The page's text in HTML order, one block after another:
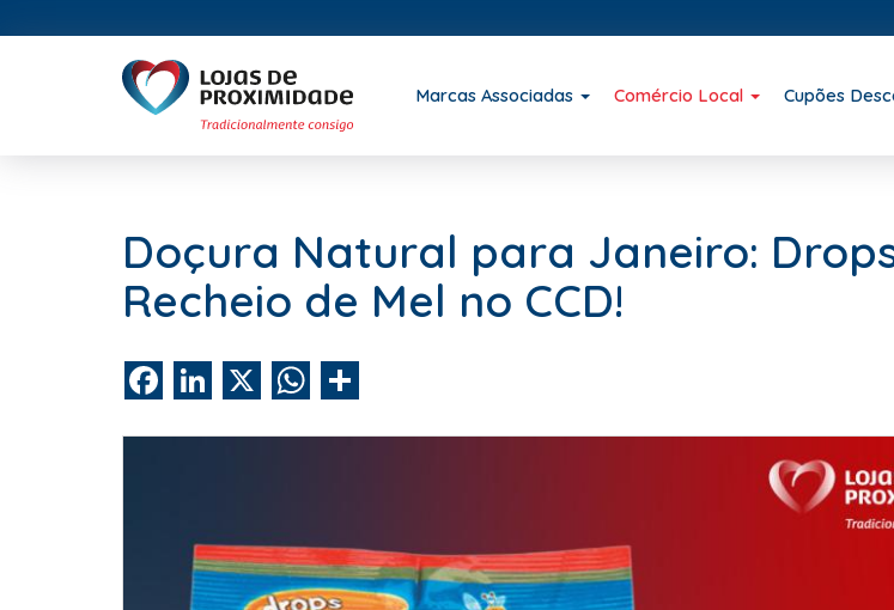
Marcas Associadas Comércio Local Cupões
Doçura Natural para Janeiro:
Recheio de Mel no CCD!
FacebookLinkedIn WhatsApp